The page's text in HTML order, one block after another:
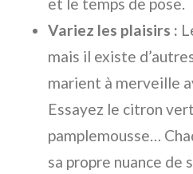
Variez les plaisirs :
mais il existe
marient à merveille
Essayez le citron
pamplemousse…
sa propre nuance de